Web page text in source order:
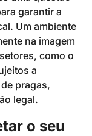
garantir a
Um ambiente
na imagem
como o
a
pragas,
legal.
o seu